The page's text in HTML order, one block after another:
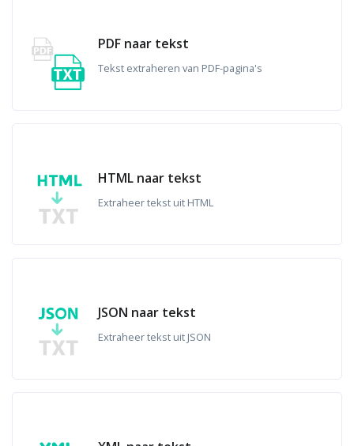
PDF naar tekst
Tekst extraheren van PDF-pagina's
HTML naar tekst
Extraheer tekst uit HTML
JSON naar tekst
Extraheer tekst uit JSON